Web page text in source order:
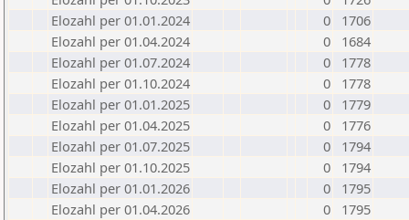
Elozahl per 01.01.2024
0
1706
Elozahl per 01.04.2024
0
1684
Elozahl per 01.07.2024
0
1778
Elozahl per 01.10.2024
0
1778
Elozahl per 01.01.2025
0
1779
Elozahl per 01.04.2025
0
1776
Elozahl per 01.07.2025
0
1794
Elozahl per 01.10.2025
0
1794
Elozahl per 01.01.2026
0
1795
Elozahl per 01.04.2026
0
1795